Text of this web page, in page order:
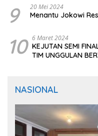
9 20 Mei 2024
Menantu Jokowi
10 6 Maret 2024
KEJUTAN SEMI
TIM UNGGULAN
NASIONAL